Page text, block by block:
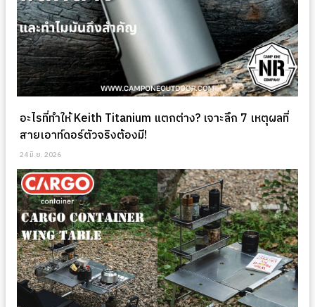
อะไรที่ทำให้ Keith Titanium แตกต่าง? เจาะลึก 7 เหตุผลที่
สายเอาท์ดอร์ตัวจริงต้องมี!
24 มิ.ย. 2026